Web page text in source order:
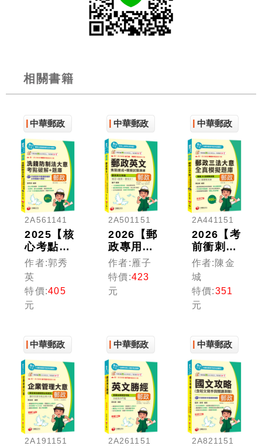
相關書籍
中華郵政
2A561141
2025【核
心考點破
解，法條
重點速
記】洗錢
防制法大
意考點破
政(郵局)
專業職
(二)內
勤）
作者:郭秀
英
特價:405
元
中華郵政
2A501151
2026【郵
政專用詞
彙＋常考
重點】郵
政英文焦
點速成
政(郵局)
專業職
(二)內／
外勤／營
運職／職
階晉升／
升資）
作者:雁子
特價:423
元
中華郵政
2A441151
2026【考
前衝刺搶
分刷題必
備】郵政
三法大意
全真模擬
題庫[七
(郵局)專
業職(二)
內勤適
用）
作者:陳金
城
特價:351
元
中華郵政
2A191151
中華郵政
2A261151
中華郵政
2A821151